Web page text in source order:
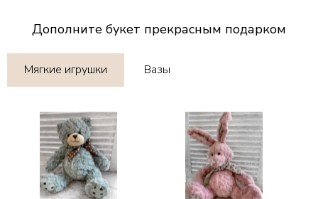
Дополните букет прекрасным подарком
Мягкие игрушки Вазы